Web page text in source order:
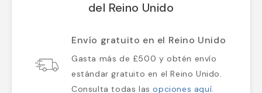
del Reino Unido
Envío gratuito en el Reino Unido
Gasta más de £500 y obtén envío
estándar gratuito en el Reino Unido.
Consulta todas lasopciones aquí.